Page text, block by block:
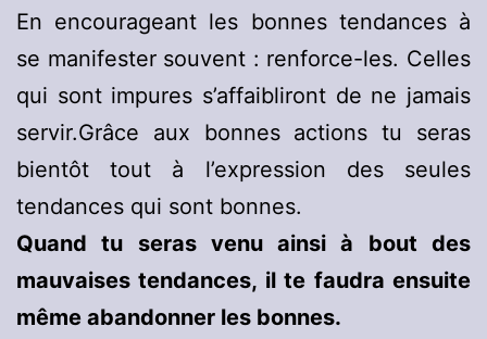
En encourageant les bonnes tendances à
se manifester souvent : renforce-les. Celles
qui sont impures s’affaibliront de ne jamais
servir.Grâce aux bonnes actions tu seras
bientôt tout à l’expression des seules
tendances qui sont bonnes.
Quand tu seras venu ainsi à bout des
mauvaises tendances, il te faudra ensuite
même abandonner les bonnes.